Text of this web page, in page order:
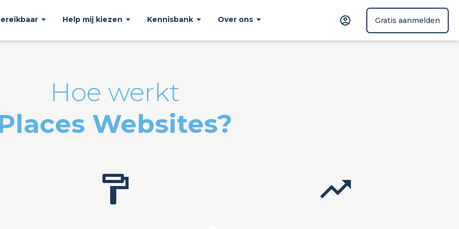
Help mij kiezen Kennisbank Over ons Gratis aanmelden
Hoe werkt
Websites?
format_paint trending_up